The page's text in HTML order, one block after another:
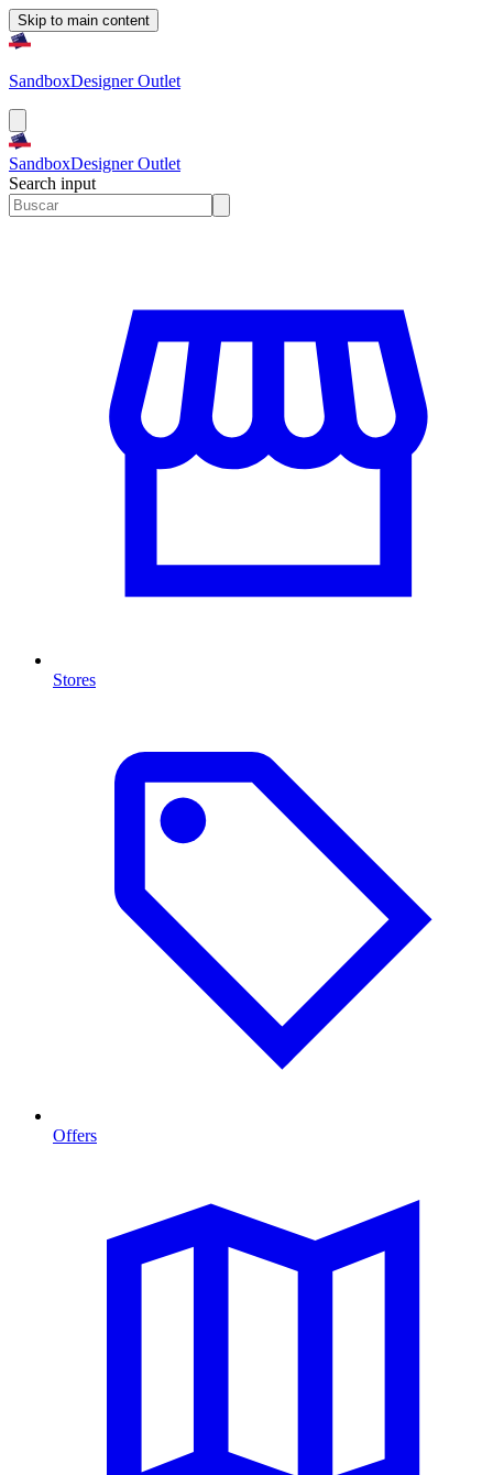
Skip to main content
SandboxDesigner Outlet
SandboxDesigner Outlet
Search input
Stores
Offers